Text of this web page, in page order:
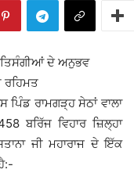
ਦੇ ਅਨੁਭਵ
ਰਹਿਮਤ
ਪਿੰਡ ਰਾਮਗੜ੍ਹ ਸੇਠਾਂ ਵਾਲਾ
ਬਰਿੱਜ ਵਿਹਾਰ ਜ਼ਿਲ੍ਹਾ
ਜੀ ਮਹਾਰਾਜ ਦੇ ਇੱਕ